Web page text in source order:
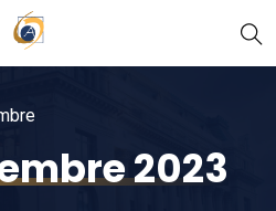
2023